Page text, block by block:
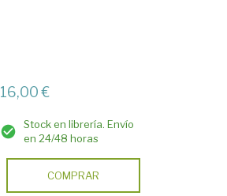
16,00 €
Stock en librería. Envío
en 24/48 horas
COMPRAR